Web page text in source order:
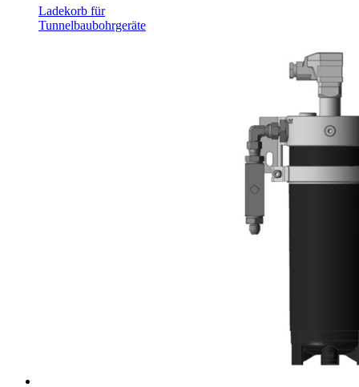
Ladekorb für
Tunnelbaubohrgeräte